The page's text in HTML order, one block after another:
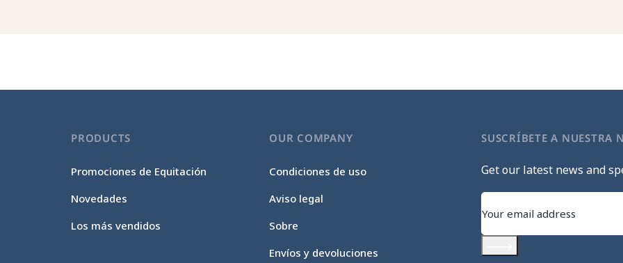
PRODUCTS
Promociones de Equitación
Novedades
Los más vendidos
OUR COMPANY
Condiciones de uso
Aviso legal
Sobre
Envíos y devoluciones
SUSCRÍBETE A NUESTRA
Get our latest news and